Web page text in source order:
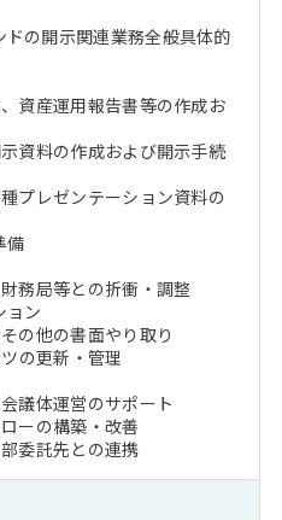
の開示関連業務全般具体的
資産運用報告書等の作成お
資料の作成および開示手続
プレゼンテーション資料の
備
務局等との折衝・調整
ョン
の他の書面やり取り
の更新・管理
議体運営のサポート
ーの構築・改善
委託先との連携